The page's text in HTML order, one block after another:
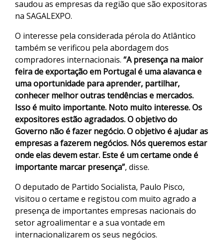
saudou as empresas da região que são expositoras
na SAGALEXPO.
O interesse pela considerada pérola do Atlântico
também se verificou pela abordagem dos
compradores internacionais. “A presença na maior
feira de exportação em Portugal é uma alavanca e
uma oportunidade para aprender, partilhar,
conhecer melhor outras tendências e mercados.
Isso é muito importante. Noto muito interesse. Os
expositores estão agradados. O objetivo do
Governo não é fazer negócio. O objetivo é ajudar as
empresas a fazerem negócios. Nós queremos estar
onde elas devem estar. Este é um certame onde é
importante marcar presença”, disse.
O deputado de Partido Socialista, Paulo Pisco,
visitou o certame e registou com muito agrado a
presença de importantes empresas nacionais do
setor agroalimentar e a sua vontade em
internacionalizarem os seus negócios.